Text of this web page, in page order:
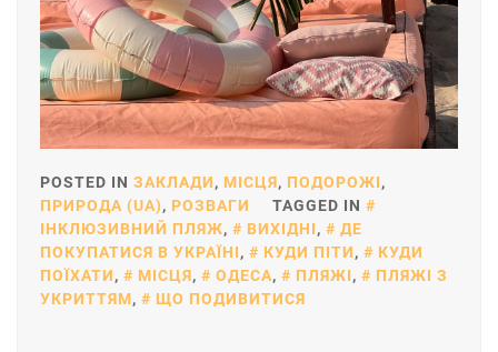
POSTED IN ЗАКЛАДИ, МІСЦЯ, ПОДОРОЖІ,
ПРИРОДА (UA), РОЗВАГИ
TAGGED IN
ІНКЛЮЗИВНИЙ ПЛЯЖ, ВИХІДНІ,
ДЕ
ПОКУПАТИСЯ В УКРАЇНІ, КУДИ ПІТИ,
КУДИ
ПОЇХАТИ, МІСЦЯ, ОДЕСА, ПЛЯЖІ,
ПЛЯЖІ З
УКРИТТЯМ, ЩО ПОДИВИТИСЯ